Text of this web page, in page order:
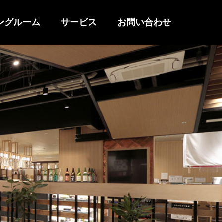
グルーム サービス お問い合わせ